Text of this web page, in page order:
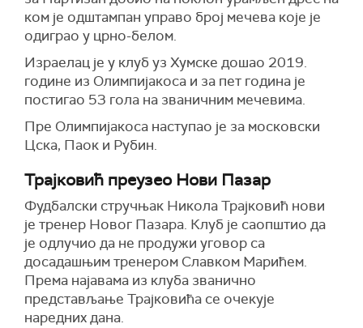
ком је одштампан управо број мечева које је
одиграо у црно-белом.
Израелац је у клуб уз Хумске дошао 2019.
године из Олимпијакоса и за пет година је
постигао 53 гола на званичним мечевима.
Пре Олимпијакоса наступао је за московски
Цска, Паок и Рубин.
Трајковић преузео Нови Пазар
Фудбалски стручњак Никола Трајковић нови
је тренер Новог Пазара. Клуб је саопштио да
је одлучио да не продужи уговор са
досадашњим тренером Славком Марићем.
Према најавама из клуба званично
представљање Трајковића се очекује
наредних дана.